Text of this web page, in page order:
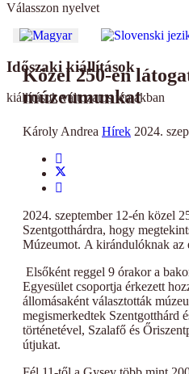
Válasszon nyelvet
Időszaki kiállítások
kiállítások változatos témákban
Közel 250-en
múzeumunkat
Károly Andrea Hírek 2024.
2024. szeptember 12-én közel
Szentgotthárdra, hogy
Múzeumot. A kirándulóknak az
Elsőként reggel 9 órakor a
Egyesület csoportja érkezett
állomásaként választották
megismerkedtek Szentgotthárd
történetével, Szalafő és
útjukat.